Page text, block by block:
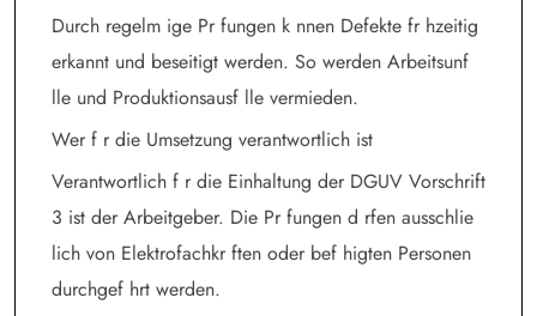
Durch regelm ige Pr fungen k nnen Defekte fr hzeitig
erkannt und beseitigt werden. So werden Arbeitsunf
lle und Produktionsausf lle vermieden.
Wer f r die Umsetzung verantwortlich ist
Verantwortlich f r die Einhaltung der DGUV Vorschrift
3 ist der Arbeitgeber. Die Pr fungen d rfen ausschlie
lich von Elektrofachkr ften oder bef higten Personen
durchgef hrt werden.